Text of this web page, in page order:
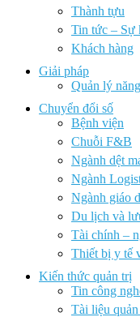
Thành tựu
Tin tức – Sự
Khách hàng
Giải pháp
Quản lý
Chuyển đổi số
Bệnh viện
Chuỗi F&B
Ngành dệt
Ngành
Ngành giáo
Du lịch và
Tài chính –
Thiết bị y tế
Kiến thức quản trị
Tin công
Tài liệu